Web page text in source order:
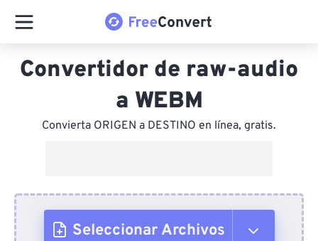
Convertidor de raw-audio
a WEBM
Convierta ORIGEN a DESTINO en línea, gratis.
Seleccionar Archivos